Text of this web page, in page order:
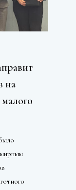
на